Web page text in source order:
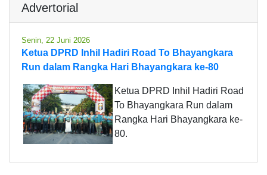
Advertorial
Senin, 22 Juni 2026
Ketua DPRD Inhil Hadiri Road To Bhayangkara
Run dalam Rangka Hari Bhayangkara ke-80
Ketua DPRD Inhil Hadiri Road
To Bhayangkara Run dalam
Rangka Hari Bhayangkara ke-
80.